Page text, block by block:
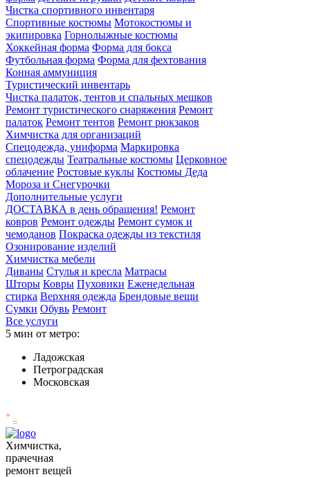
Чистка спортивного инвентаря
Спортивные костюмы Мотокостюмы и
экипировка Горнолыжные костюмы
Хоккейная форма Форма для бокса
Футбольная форма Форма для фехтования
Конная аммуниция
Туристический инвентарь
Чистка палаток, тентов и спальных мешков
Ремонт туристического снаряжения Ремонт
палаток Ремонт тентов Ремонт рюкзаков
Химчистка для организаций
Спецодежда, униформа Маркировка
спецодежды Театральные костюмы Церковное
облачение Ростовые куклы Костюмы Деда
Мороза и Снегурочки
Дополнительные услуги
ДОСТАВКА в день обращения! Ремонт
ковров Ремонт одежды Ремонт сумок и
чемоданов Покраска одежды из текстиля
Озонирование изделий
Химчистка мебели
Диваны Стулья и кресла Матрасы
Шторы Ковры Пуховики Еженедельная
стирка Верхняя одежда Брендовые вещи
Сумки Обувь Ремонт
Все услуги
5 мин от метро:
Ладожская
Петроградская
Московская
Химчистка,
прачечная
ремонт вещей